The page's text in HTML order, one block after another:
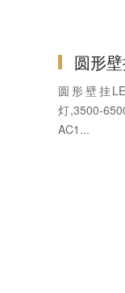
圆形
圆形壁挂
灯,3500-
AC1...